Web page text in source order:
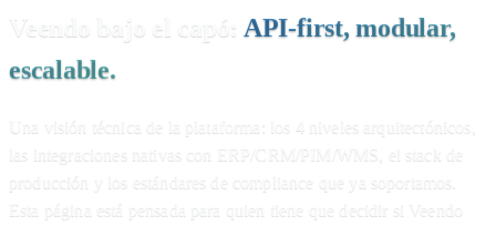
Veendo bajo el capó: API-first, modular,
escalable.
Una visión técnica de la plataforma: los 4 niveles arquitectónicos,
las integraciones nativas con ERP/CRM/PIM/WMS, el stack de
producción y los estándares de compliance que ya soportamos.
Esta página está pensada para quien tiene que decidir si Veendo